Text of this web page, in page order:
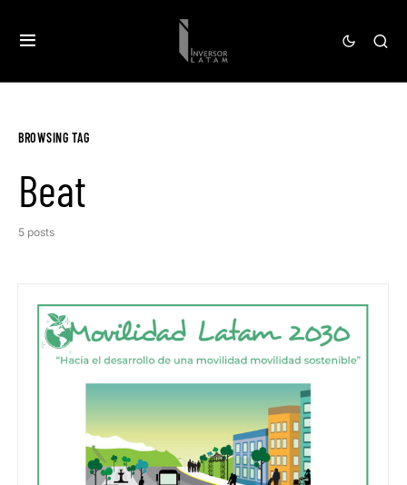
BROWSING TAG
Beat
5 posts